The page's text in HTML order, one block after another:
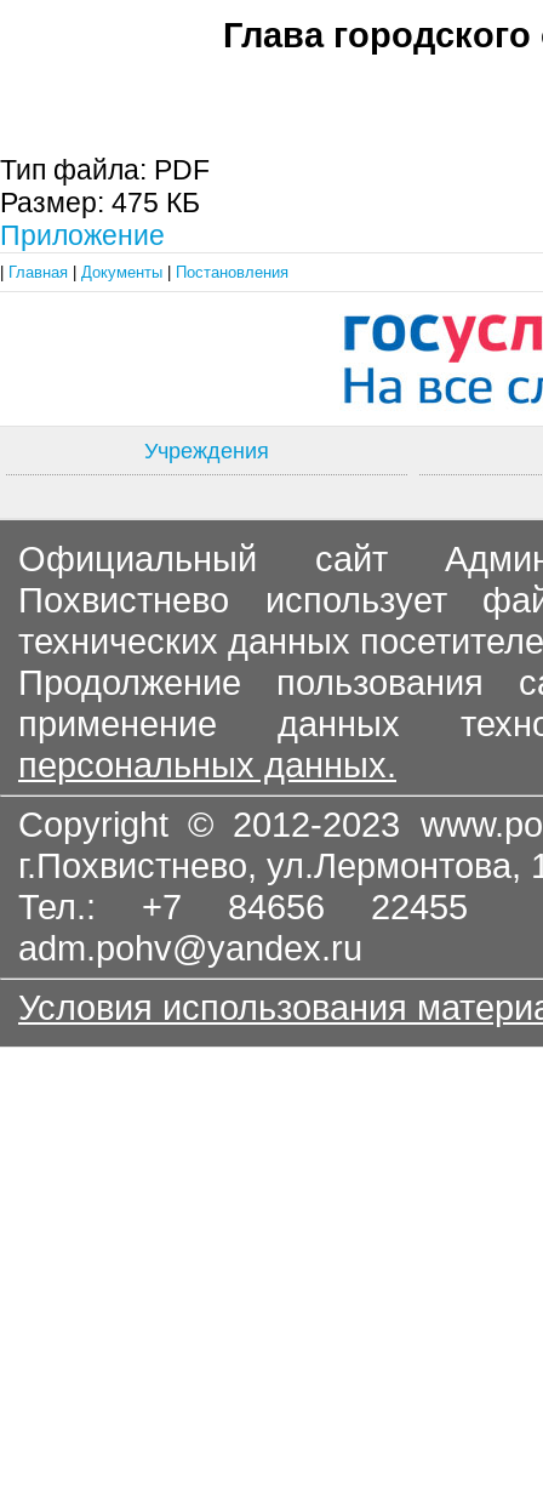
Глава городского
Тип файла: PDF
Размер: 475 КБ
Приложение
Главная Документы Постановления
Учреждения
Официальный сайт
Похвистнево использует
технических данных
Продолжение пользования
применение данных
персональных данных.
Copyright © 2012-2023
г.Похвистнево, ул.Лермонтова,
Тел.: +7 84656
adm.pohv@yandex.ru
Условия использования